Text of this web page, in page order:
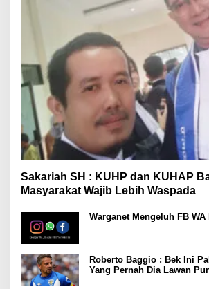
Sakariah SH : KUHP dan KUHAP
Masyarakat Wajib Lebih Waspada
Warganet Mengeluh FB
Roberto Baggio : Bek Ini
Yang Pernah Dia Lawan